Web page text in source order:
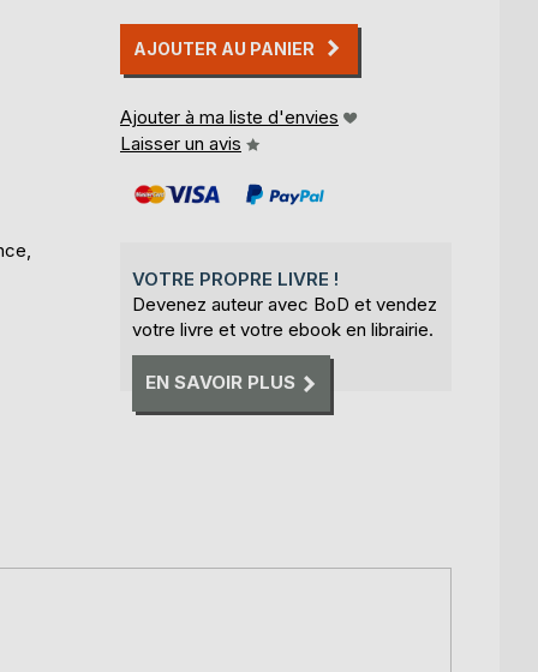
AJOUTER AU PANIER
Ajouter à ma liste d'envies
Laisser un avis
VOTRE PROPRE LIVRE !
Devenez auteur avec BoD et vendez
votre livre et votre ebook en librairie.
EN SAVOIR PLUS